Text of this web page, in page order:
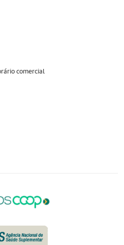
comercial